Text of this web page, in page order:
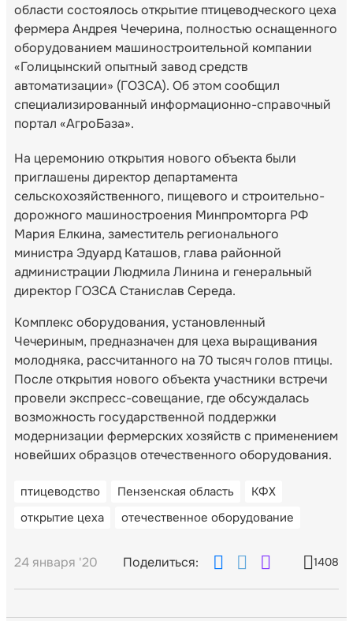
области состоялось открытие птицеводческого цеха
фермера Андрея Чечерина, полностью оснащенного
оборудованием машиностроительной компании
«Голицынский опытный завод средств
автоматизации» (ГОЗСА). Об этом сообщил
специализированный информационно-справочный
портал «АгроБаза».
На церемонию открытия нового объекта были
приглашены директор департамента
сельскохозяйственного, пищевого и строительно-
дорожного машиностроения Минпромторга РФ
Мария Елкина, заместитель регионального
министра Эдуард Каташов, глава районной
администрации Людмила Линина и генеральный
директор ГОЗСА Станислав Середа.
Комплекс оборудования, установленный
Чечериным, предназначен для цеха выращивания
молодняка, рассчитанного на 70 тысяч голов птицы.
После открытия нового объекта участники встречи
провели экспресс-совещание, где обсуждалась
возможность государственной поддержки
модернизации фермерских хозяйств с применением
новейших образцов отечественного оборудования.
птицеводство Пензенская область
КФХ
открытие цеха
отечественное оборудование
24 января '20 Поделиться: 1408